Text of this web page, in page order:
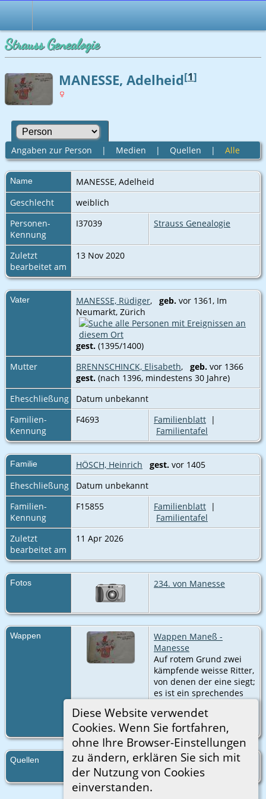
Strauss Genealogie
Diese Website verwendet
Cookies. Wenn Sie fortfahren,
ohne Ihre Browser-Einstellungen
zu ändern, erklären Sie sich mit
der Nutzung von Cookies
einverstanden.
MANESSE, Adelheid[1]
Angaben zur Person | Medien | Quellen | Alle
Name MANESSE, Adelheid
Geschlecht
weiblich
Personen-
Kennung
I37039 Strauss Genealogie
Zuletzt
bearbeitet am
13 Nov 2020
Vater MANESSE, Rüdiger, geb. vor 1361, Im
Neumarkt, Zürich
gest. (1395/1400)
Mutter
BRENNSCHINCK, Elisabeth, geb. vor 1366
gest. (nach 1396, mindestens 30 Jahre)
Eheschließung
Datum unbekannt
Familien-
Kennung
F4693 Familienblatt |
Familientafel
Familie HÖSCH, Heinrich gest. vor 1405
Eheschließung
Datum unbekannt
Familien-
Kennung
F15855 Familienblatt |
Familientafel
Zuletzt
bearbeitet am
11 Apr 2026
Fotos 234. von Manesse
Wappen
Wappen Maneß -
Manesse
Auf rotem Grund zwei
kämpfende weisse Ritter,
von denen der eine siegt;
es ist ein sprechendes
kommt von Manesser,
Manntöter.
Quellen
http://wappenwiki.org/index.php?
title=Zurich_Roll_2.